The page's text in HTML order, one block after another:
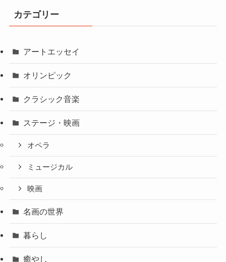
カテゴリー
アートエッセイ
オリンピック
クラシック音楽
ステージ・映画
オペラ
ミュージカル
映画
名画の世界
暮らし
癒やし